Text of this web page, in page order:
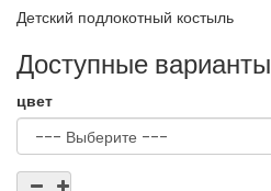
Детский подлокотный костыль
Доступные варианты
цвет